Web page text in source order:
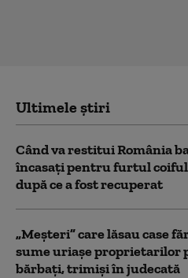
Ultimele știri
Când va restitui România
încasați pentru furtul
după ce a fost recuperat
„Meșteri” care lăsau case
sume uriașe proprietarilor
bărbați, trimiși în judecată